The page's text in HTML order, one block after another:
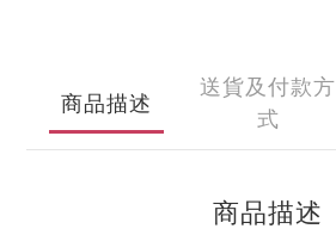
商品描述
送貨及付款方
式
商品描述